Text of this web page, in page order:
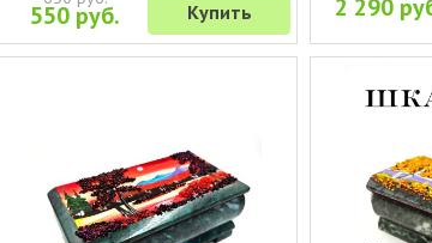
550 руб. Купить 2 290